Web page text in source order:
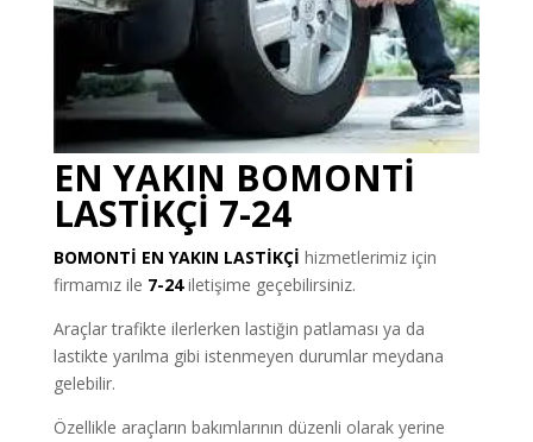
EN YAKIN BOMONTİ
LASTİKÇİ 7-24
BOMONTİ EN YAKIN LASTİKÇİ hizmetlerimiz için
firmamız ile 7-24iletişime geçebilirsiniz.
Araçlar trafikte ilerlerken lastiğin patlaması ya da
lastikte yarılma gibi istenmeyen durumlar meydana
gelebilir.
Özellikle araçların bakımlarının düzenli olarak yerine